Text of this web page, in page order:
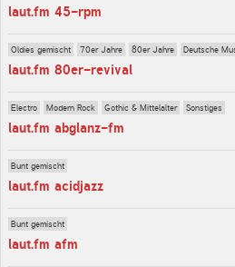
laut.fm 45-rpm
Oldies gemischt 70er Jahre 80er Jahre Deutsche
laut.fm 80er-revival
Electro Modern Rock Gothic & Mittelalter Sonstiges
laut.fm abglanz-fm
Bunt gemischt
laut.fm acidjazz
Bunt gemischt
laut.fm afm